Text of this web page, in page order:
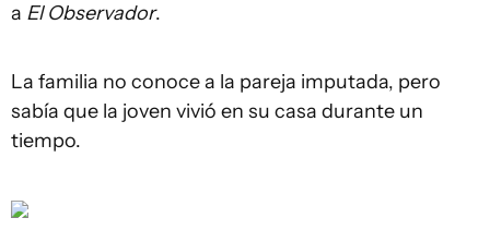
a El Observador.
La familia no conoce a la pareja imputada, pero
sabía que la joven vivió en su casa durante un
tiempo.